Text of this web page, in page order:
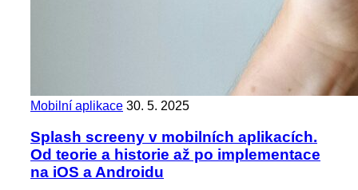
Mobilní aplikace 30. 5. 2025
Splash screeny v mobilních aplikacích.
Od teorie a historie až po implementace
na iOS a Androidu